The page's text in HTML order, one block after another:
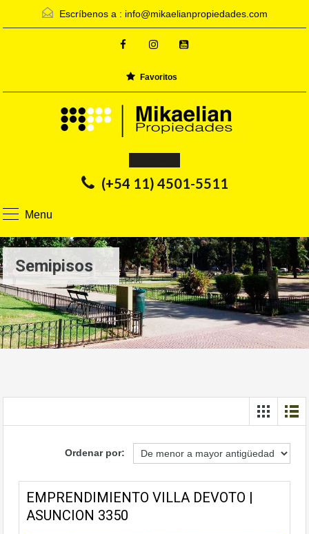
Escríbenos a : info@mikaelianpropiedades.com
Favoritos
(+54 11) 4501-5511
Menu
Semipisos
Ordenar por:
EMPRENDIMIENTO VILLA DEVOTO |
ASUNCION 3350